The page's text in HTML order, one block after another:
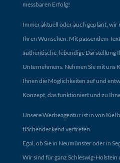
messbaren Erfolg!
Immer aktuell oder auch geplant, wir
Ihren Wünschen. Mit passendem
authentische, lebendige Darstellung
Unternehmens. Nehmen Sie mit uns
Ihnen die Möglichkeiten auf und
Konzept, das funktioniert und zu
Unsere Werbeagentur ist in von Kiel
flächendeckend vertreten.
Egal, ob Sie in Neumünster oder in
Wir sind für ganz Schleswig-Holstein